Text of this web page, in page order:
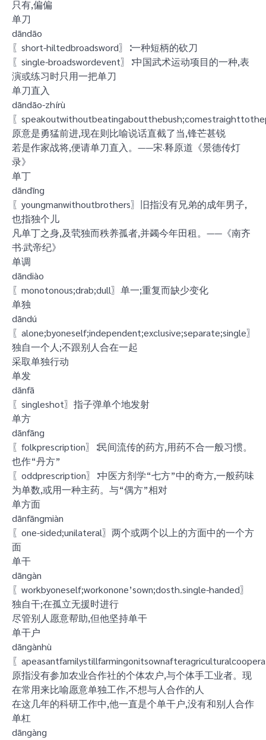
只有,偏偏
单刀
dāndāo
〖short-hiltedbroadsword〗∶一种短柄的砍刀
〖single-broadswordevent〗∶中国武术运动项目的一种,表
演或练习时只用一把单刀
单刀直入
dāndāo-zhírù
〖
原意是勇猛前进,现在则比喻说话直截了当,锋芒甚锐
若是作家战将,便请单刀直入。——宋·释原道《景德传灯
录》
单丁
dāndīng
〖youngmanwithoutbrothers〗旧指没有兄弟的成年男子,
也指独个儿
凡单丁之身,及茕独而秩养孤者,并蠲今年田租。——《南齐
书·武帝纪》
单调
dāndiào
〖monotonous;drab;dull〗单一;重复而缺少变化
单独
dāndú
〖alone;byoneself;independent;exclusive;separate;single〗
独自一个人;不跟别人合在一起
采取单独行动
单发
dānfā
〖singleshot〗指子弹单个地发射
单方
dānfāng
〖folkprescription〗∶民间流传的药方,用药不合一般习惯。
也作“丹方”
〖oddprescription〗∶中医方剂学“七方”中的奇方,一般药味
为单数,或用一种主药。与“偶方”相对
单方面
dānfāngmiàn
〖one-sided;unilateral〗两个或两个以上的方面中的一个方
面
单干
dāngàn
〖workbyoneself;workonone’sown;dosth.single-handed〗
独自干;在孤立无援时进行
尽管别人愿意帮助,但他坚持单干
单干户
dāngànhù
〖
原指没有参加农业合作社的个体农户,与个体手工业者。现
在常用来比喻愿意单独工作,不想与人合作的人
在这几年的科研工作中,他一直是个单干户,没有和别人合作
单杠
dāngàng